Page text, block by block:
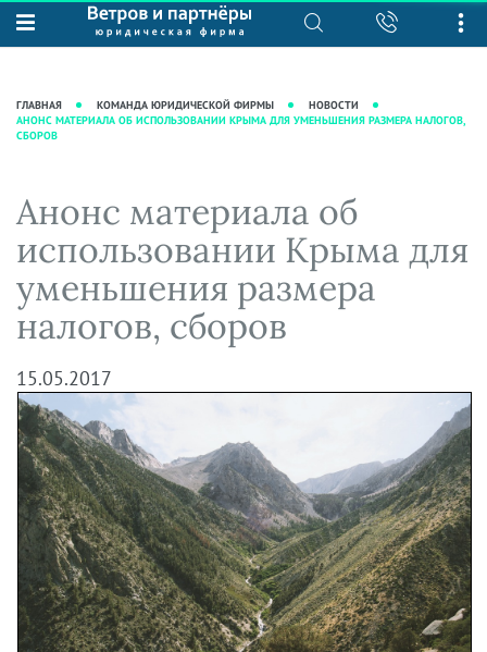
О нас
Рекомендации
фирмы
Кейсы
Вакансии
Юридические услуги
Интеллектуальная собственность
Сопровождение бизнеса
Ведение уголовных дел
Защита активов
Ведение дел о банкротстве
База знаний
Журнал "Секреты арбитражной
практики"
Аудиоподкасты
Видеоподкасты
Справочная
Вопросы-ответы
Прямые эфиры
ГЛАВНАЯ КОМАНДА ЮРИДИЧЕСКОЙ ФИРМЫ
НОВОСТИ
АНОНС МАТЕРИАЛА ОБ ИСПОЛЬЗОВАНИИ КРЫМА ДЛЯ УМЕНЬШЕНИЯ РАЗМЕРА НАЛОГОВ,
СБОРОВ
Анонс материала об
использовании Крыма для
уменьшения размера
налогов, сборов
15.05.2017